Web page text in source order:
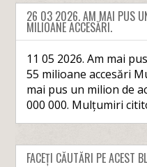
26 03 2026. AM MAI PUS
MILIOANE ACCESĂRI.
11 05 2026. Am mai
55 milioane accesări
mai pus un milion de
000 000. Mulțumiri
FACEȚI CĂUTĂRI PE ACEST